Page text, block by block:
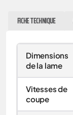
FICHE TECHNIQUE
Dimensions
de la lame
Vitesses de
coupe